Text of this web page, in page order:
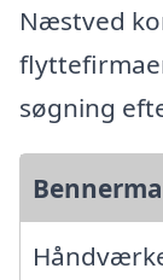
Næstved
søgning